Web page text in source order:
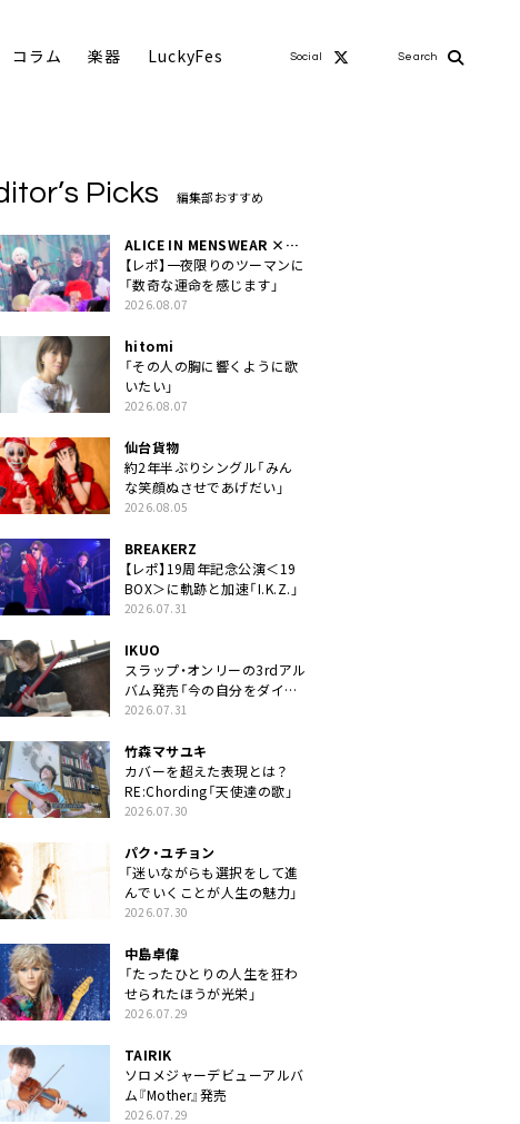
コラム 楽器 LuckyFes Social Search
Picks 編集部おすすめ
ALICE IN MENSWEAR ×
MASCHERA
【レポ】一夜限りのツーマンに
「数奇な運命を感じます」
2026.08.07
hitomi
「その人の胸に響くように歌
いたい」
2026.08.07
仙台貨物
約2年半ぶりシングル「みん
な笑顔ぬさせであげだい」
2026.08.05
BREAKERZ
【レポ】19周年記念公演＜19
BOX＞に軌跡と加速「I.K.Z.」
2026.07.31
IKUO
スラップ・オンリーの3rdアル
バム発売「今の自分をダイレ
クトに」
2026.07.31
竹森マサユキ
カバーを超えた表現とは？
RE:Chording「天使達の歌」
2026.07.30
パク・ユチョン
「迷いながらも選択をして進
んでいくことが人生の魅力」
2026.07.30
中島卓偉
「たったひとりの人生を狂わ
せられたほうが光栄」
2026.07.29
TAIRIK
ソロメジャーデビューアルバ
ム『Mother』発売
2026.07.29